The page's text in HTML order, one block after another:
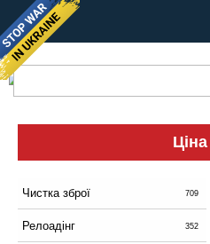
Чистка зброї 709
Релоадінг 352